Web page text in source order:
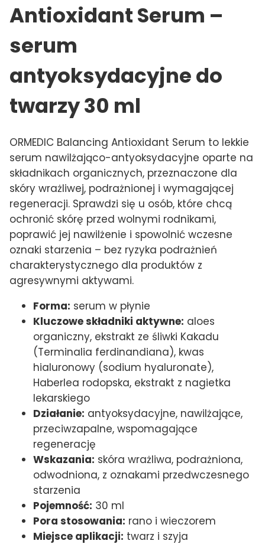
Antioxidant Serum –
serum
antyoksydacyjne do
twarzy 30 ml
ORMEDIC Balancing Antioxidant Serum to lekkie
serum nawilżająco-antyoksydacyjne oparte na
składnikach organicznych, przeznaczone dla
skóry wrażliwej, podrażnionej i wymagającej
regeneracji. Sprawdzi się u osób, które chcą
ochronić skórę przed wolnymi rodnikami,
poprawić jej nawilżenie i spowolnić wczesne
oznaki starzenia – bez ryzyka podrażnień
charakterystycznego dla produktów z
agresywnymi aktywami.
Forma: serum w płynie
Kluczowe składniki aktywne: aloes
organiczny, ekstrakt ze śliwki Kakadu
(Terminalia ferdinandiana), kwas
hialuronowy (sodium hyaluronate),
Haberlea rodopska, ekstrakt z nagietka
lekarskiego
Działanie: antyoksydacyjne, nawilżające,
przeciwzapalne, wspomagające
regenerację
Wskazania: skóra wrażliwa, podrażniona,
odwodniona, z oznakami przedwczesnego
starzenia
Pojemność: 30 ml
Pora stosowania: rano i wieczorem
Miejsce aplikacji: twarz i szyja